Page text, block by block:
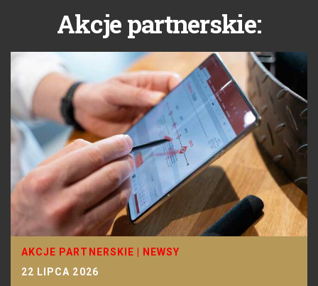
Akcje partnerskie:
AKCJE PARTNERSKIE
NEWSY
22 LIPCA 2026